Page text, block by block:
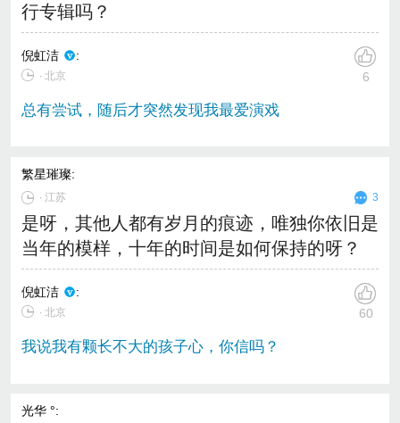
行专辑吗？
倪虹洁 :
∙ 北京 6
总有尝试，随后才突然发现我最爱演戏
繁星璀璨:
∙江苏 3
是呀，其他人都有岁月的痕迹，唯独你依旧是
当年的模样，十年的时间是如何保持的呀？
倪虹洁 :
∙ 北京 60
我说我有颗长不大的孩子心，你信吗？
光华 °: